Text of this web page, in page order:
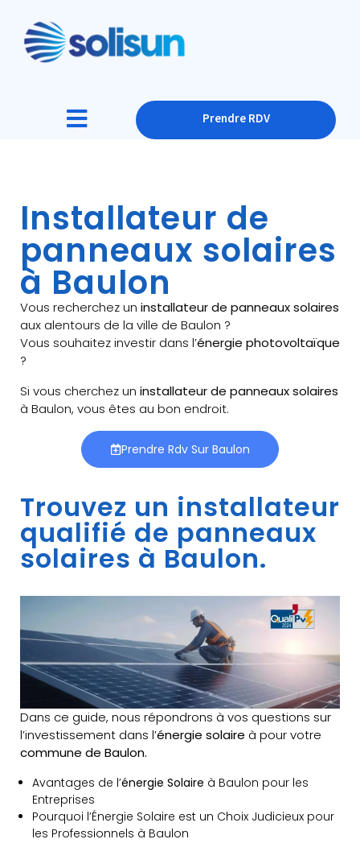
Prendre RDV
Installateur de
panneaux solaires
à Baulon
Vous recherchez un installateur de panneaux solaires
aux alentours de la ville de Baulon ?
Vous souhaitez investir dans l’énergie photovoltaïque
?
Si vous cherchez un installateur de panneaux solaires
à Baulon, vous êtes au bon endroit.
Prendre Rdv Sur Baulon
Trouvez un installateur
qualifié de panneaux
solaires à Baulon.
Dans ce guide, nous répondrons à vos questions sur
l’investissement dans l’énergie solaire à pour votre
commune de Baulon.
Avantages de l’énergie Solaire à Baulon pour les
Entreprises
Pourquoi l’Énergie Solaire est un Choix Judicieux pour
les Professionnels à Baulon